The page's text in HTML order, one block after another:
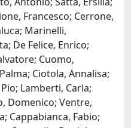
Francesco; Cerrone,
Marinelli,
De Felice, Enrico;
Cuomo,
Ciotola, Annalisa;
Lamberti, Carla;
Domenico; Ventre,
Cappabianca, Fabio;